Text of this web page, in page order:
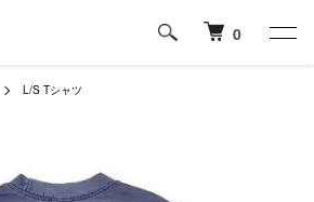
0
L/S Tシャツ